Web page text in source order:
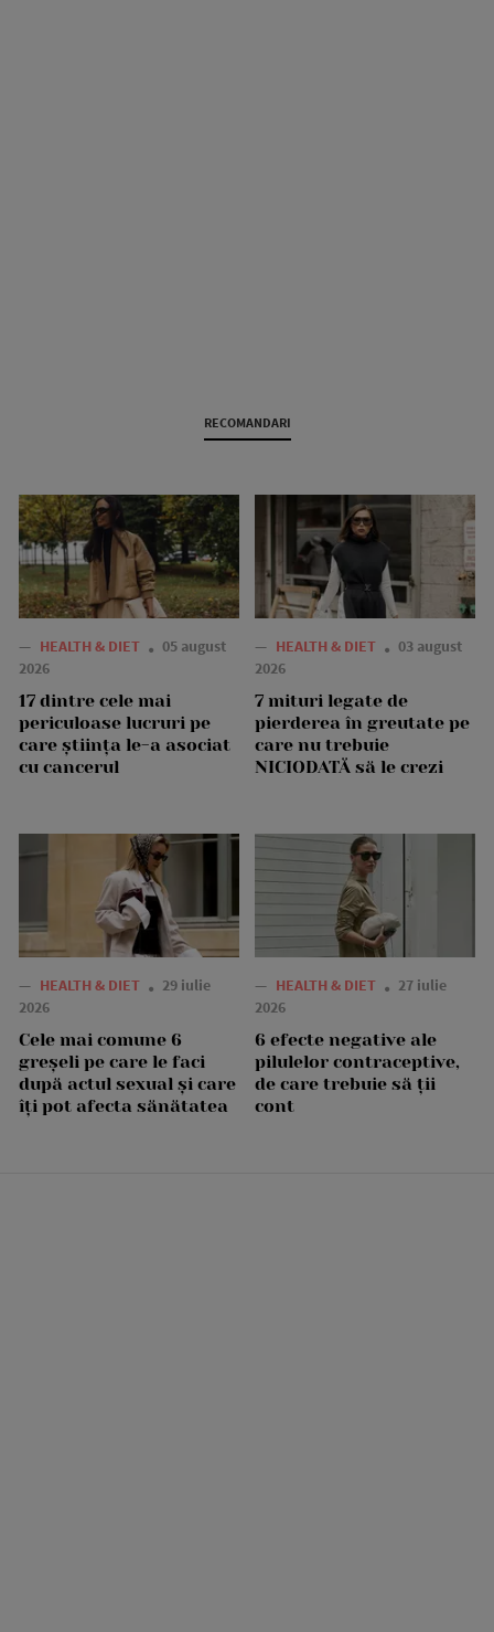
RECOMANDARI
— HEALTH & DIET
05 august
2026
17 dintre cele mai
periculoase lucruri pe
care știința le-a asociat
cu cancerul
— HEALTH & DIET
03 august
2026
7 mituri legate de
pierderea în greutate pe
care nu trebuie
NICIODATĂ să le crezi
— HEALTH & DIET
29 iulie
2026
Cele mai comune 6
greșeli pe care le faci
după actul sexual și care
îți pot afecta sănătatea
— HEALTH & DIET
27 iulie
2026
6 efecte negative ale
pilulelor contraceptive,
de care trebuie să ții
cont